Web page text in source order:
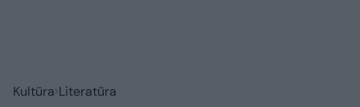
Kultūra Literatūra